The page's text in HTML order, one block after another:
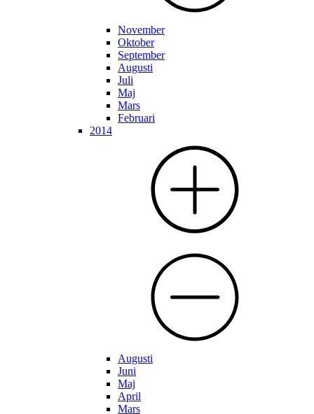
November
Oktober
September
Augusti
Juli
Maj
Mars
Februari
2014
Augusti
Juni
Maj
April
Mars